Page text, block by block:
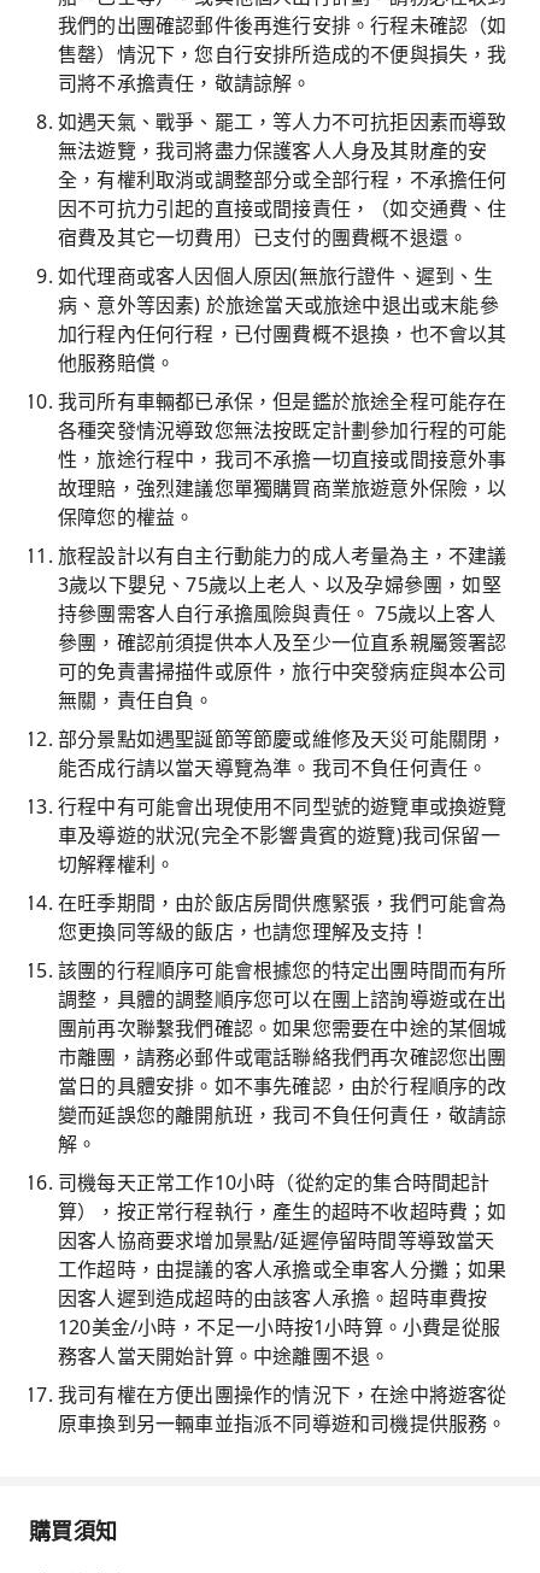
我們的出團確認郵件後再進行安排。行程未確認（如
售罄）情況下，您自行安排所造成的不便與損失，我
司將不承擔責任，敬請諒解。
如遇天氣、戰爭、罷工，等人力不可抗拒因素而導致
無法遊覽，我司將盡力保護客人人身及其財產的安
全，有權利取消或調整部分或全部行程，不承擔任何
因不可抗力引起的直接或間接責任，（如交通費、住
宿費及其它一切費用）已支付的團費概不退還。
如代理商或客人因個人原因(無旅行證件、遲到、生
病、意外等因素) 於旅途當天或旅途中退出或末能參
加行程內任何行程，已付團費概不退換，也不會以其
他服務賠償。
我司所有車輛都已承保，但是鑑於旅途全程可能存在
各種突發情況導致您無法按既定計劃參加行程的可能
性，旅途行程中，我司不承擔一切直接或間接意外事
故理賠，強烈建議您單獨購買商業旅遊意外保險，以
保障您的權益。
旅程設計以有自主行動能力的成人考量為主，不建議
3歲以下嬰兒、75歲以上老人、以及孕婦參團，如堅
持參團需客人自行承擔風險與責任。 75歲以上客人
參團，確認前須提供本人及至少一位直系親屬簽署認
可的免責書掃描件或原件，旅行中突發病症與本公司
無關，責任自負。
部分景點如遇聖誕節等節慶或維修及天災可能關閉，
能否成行請以當天導覽為準。我司不負任何責任。
行程中有可能會出現使用不同型號的遊覽車或換遊覽
車及導遊的狀況(完全不影響貴賓的遊覽)我司保留一
切解釋權利。
在旺季期間，由於飯店房間供應緊張，我們可能會為
您更換同等級的飯店，也請您理解及支持！
該團的行程順序可能會根據您的特定出團時間而有所
調整，具體的調整順序您可以在團上諮詢導遊或在出
團前再次聯繫我們確認。如果您需要在中途的某個城
市離團，請務必郵件或電話聯絡我們再次確認您出團
當日的具體安排。如不事先確認，由於行程順序的改
變而延誤您的離開航班，我司不負任何責任，敬請諒
解。
司機每天正常工作10小時（從約定的集合時間起計
算），按正常行程執行，產生的超時不收超時費；如
因客人協商要求增加景點/延遲停留時間等導致當天
工作超時，由提議的客人承擔或全車客人分攤；如果
因客人遲到造成超時的由該客人承擔。超時車費按
120美金/小時，不足一小時按1小時算。小費是從服
務客人當天開始計算。中途離團不退。
我司有權在方便出團操作的情況下，在途中將遊客從
原車換到另一輛車並指派不同導遊和司機提供服務。
購買須知